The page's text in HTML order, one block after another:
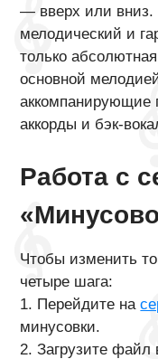
— вверх или вниз.
мелодический и
только
основной
аккомпанирующие
аккорды и бэк-
Работа с
Чтобы изменить
четыре шага:
1. Перейдите на
минусовки.
2. Загрузите